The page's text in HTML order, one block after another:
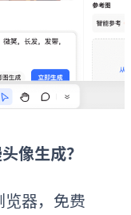
像生成？
器，免费